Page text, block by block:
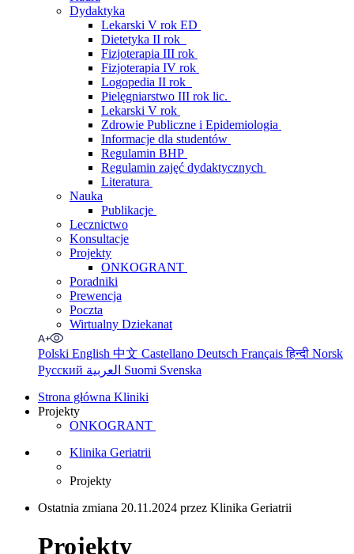
Dydaktyka
Lekarski V rok ED
Dietetyka II rok
Fizjoterapia III rok
Fizjoterapia IV rok
Logopedia II rok
Pielęgniarstwo III rok lic.
Lekarski V rok
Zdrowie Publiczne i Epidemiologia
Informacje dla studentów
Regulamin BHP
Regulamin zajęć dydaktycznych
Literatura
Nauka
Publikacje
Lecznictwo
Konsultacje
Projekty
ONKOGRANT
Poradniki
Prewencja
Poczta
Wirtualny Dziekanat
Polski English 中文 Castellano Deutsch Françaisहिन्दी Norsk
Русский
Suomi Svenska
Strona główna Kliniki
Projekty
ONKOGRANT
Klinika Geriatrii
Projekty
Ostatnia zmiana 20.11.2024 przez Klinika Geriatrii
Projekty